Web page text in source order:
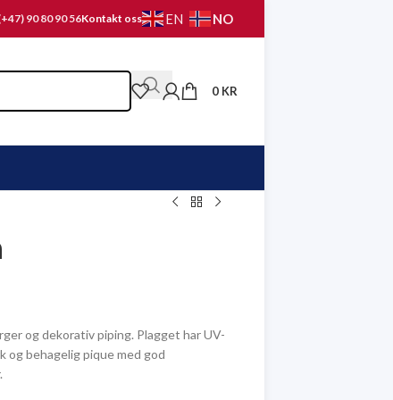
90 80 90 56Kontakt oss EN NO
0 KR
og dekorativ piping. Plagget har UV-
behagelig pique med god